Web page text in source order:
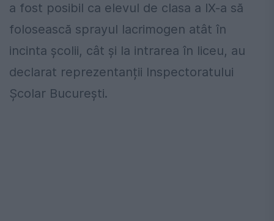
a fost posibil ca elevul de clasa a IX-a să
folosească sprayul lacrimogen atât în
incinta școlii, cât și la intrarea în liceu, au
declarat reprezentanții Inspectoratului
Şcolar Bucureşti.